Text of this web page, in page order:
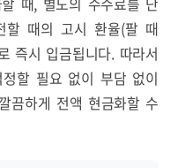
할 때의 고시 환율(팔 때
즉시 입금됩니다. 따라서
할 필요 없이 부담 없이
끔하게 전액 현금화할 수